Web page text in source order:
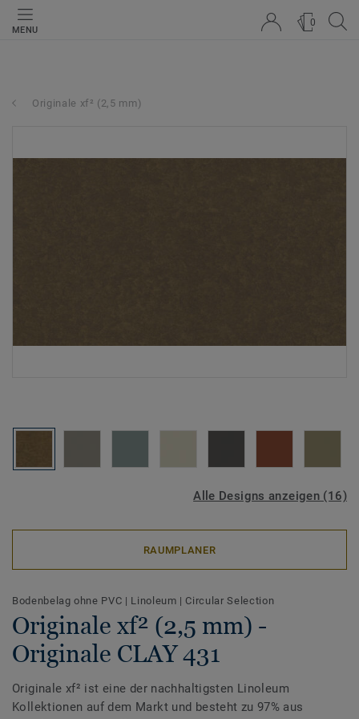
MENU
0
Originale xf² (2,5 mm)
Alle Designs anzeigen (16)
RAUMPLANER
Bodenbelag ohne PVC | Linoleum | Circular Selection
Originale xf² (2,5 mm) -
Originale CLAY 431
Originale xf² ist eine der nachhaltigsten Linoleum
Kollektionen auf dem Markt und besteht zu 97% aus